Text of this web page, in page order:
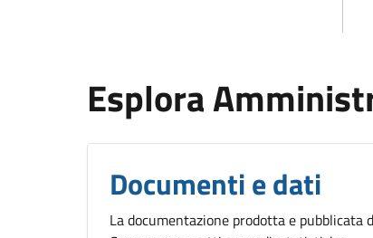
Esplora
Documenti e dati
La documentazione prodotta e pubblicata